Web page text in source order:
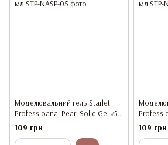
Моделювальний гель Starlet
Professioanal Pearl Solid Gel #5,
8 мл
109 грн
8 мл
109 грн